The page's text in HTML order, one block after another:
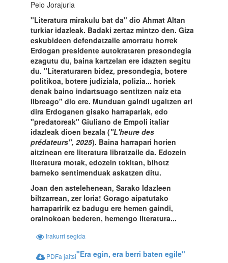
Peio Jorajuria
"Literatura mirakulu bat da" dio Ahmat Altan
turkiar idazleak. Badaki zertaz mintzo den. Giza
eskubideen defendatzaile amorratu horrek
Erdogan presidente autokrataren presondegia
ezagutu du, baina kartzelan ere idazten segitu
du. "Literaturaren bidez, presondegia, botere
politikoa, botere judiziala, polizia... horiek
denak baino indartsuago sentitzen naiz eta
libreago" dio ere. Munduan gaindi ugaltzen ari
dira Erdoganen gisako harrapariak, edo
"predatoreak" Giuliano de Empoli italiar
idazleak dioen bezala ("L'heure des
prédateurs", 2025). Baina harrapari horien
aitzinean ere literatura libratzaile da. Edozein
literatura motak, edozein tokitan, bihotz
barneko sentimenduak askatzen ditu.
Joan den astelehenean, Sarako Idazleen
biltzarrean, zer loria! Gorago aipatutako
harraparirik ez badugu ere hemen gaindi,
orainokoan bederen, hemengo literatura...
Irakurri segida
PDFa jaitsi"Era egin, era berri baten egile"